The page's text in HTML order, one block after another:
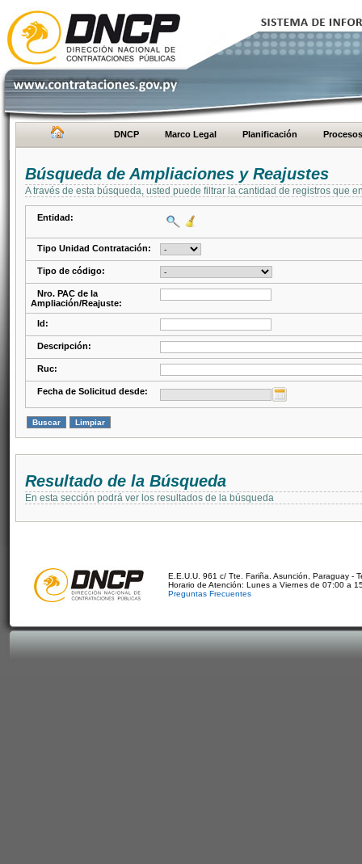
DNCP Marco Legal Planificación Procesos
Búsqueda de Ampliaciones y Reajustes
A través de esta búsqueda, usted puede filtrar la cantidad de registros que
Entidad:
Tipo Unidad Contratación:
Tipo de código:
Nro. PAC de la
Ampliación/Reajuste:
Id:
Descripción:
Ruc:
Fecha de Solicitud desde:
Resultado de la Búsqueda
En esta sección podrá ver los resultados de la búsqueda
E.E.U.U. 961 c/ Tte. Fariña. Asunción, Paraguay -
Horario de Atención: Lunes a Viernes de 07:00 a
Preguntas Frecuentes